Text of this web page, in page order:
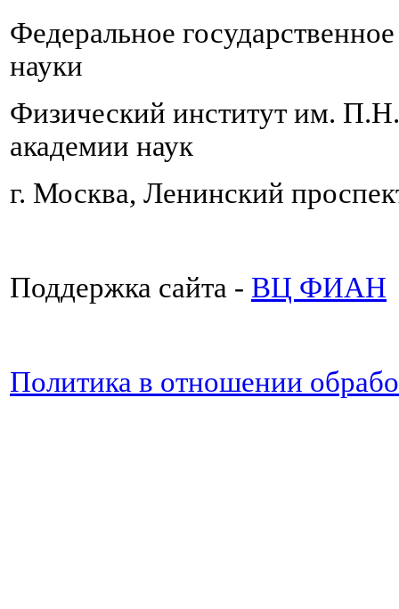
Федеральное
науки
Физический институт им.
академии наук
г. Москва, Ленинский
Поддержка сайта - ВЦ ФИАН
Политика в отношении